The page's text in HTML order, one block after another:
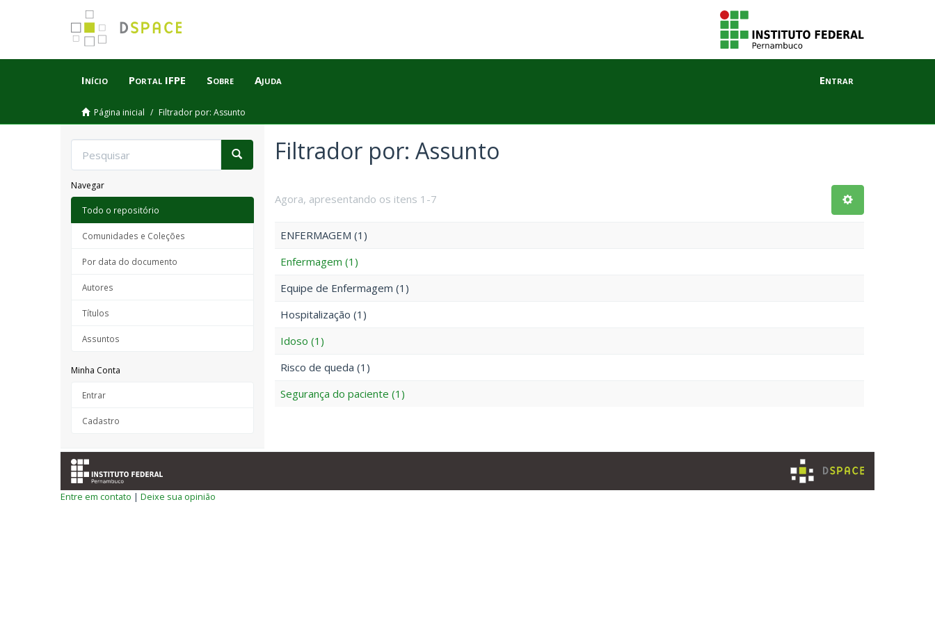
Início Portal IFPE Sobre Ajuda Entrar
Página inicial Filtrador por: Assunto
Navegar
Todo o repositório
Comunidades e Coleções
Por data do documento
Autores
Títulos
Assuntos
Minha Conta
Entrar
Cadastro
Filtrador por: Assunto
Agora, apresentando os itens 1-7
ENFERMAGEM (1)
Enfermagem (1)
Equipe de Enfermagem (1)
Hospitalização (1)
Idoso (1)
Risco de queda (1)
Segurança do paciente (1)
Entre em contato | Deixe sua opinião